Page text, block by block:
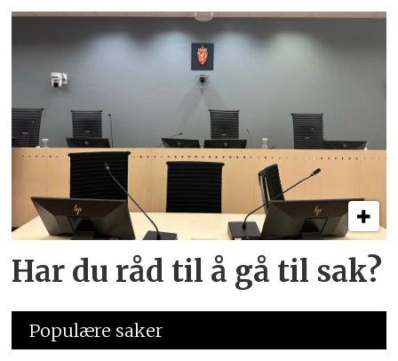
Har du råd til å gå til sak?
Populære saker